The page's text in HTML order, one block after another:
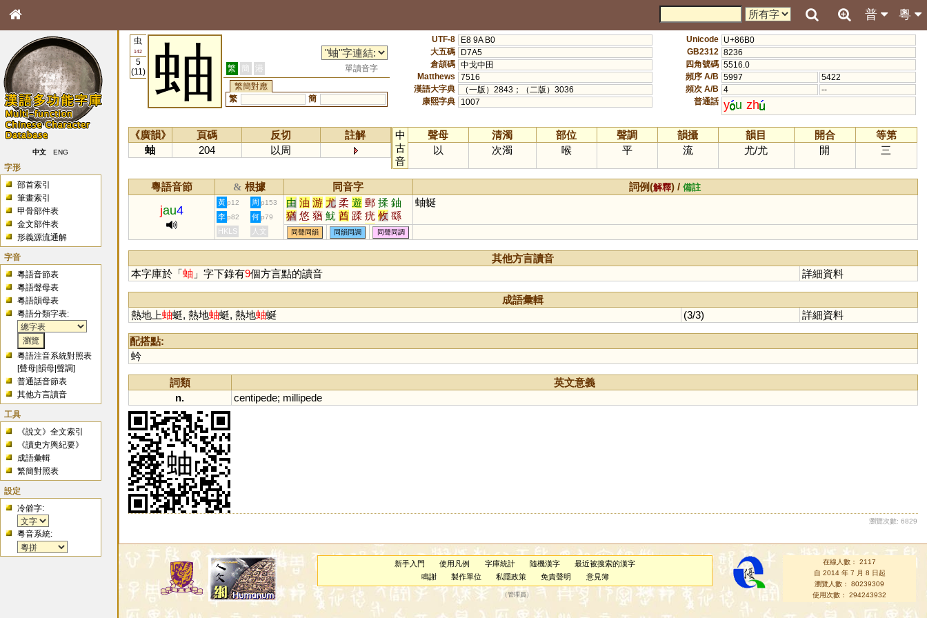
粵
普
中文 ENG
字形
部首索引
筆畫索引
甲骨部件表
金文部件表
形義源流通解
字音
粵語音節表
粵語聲母表
粵語韻母表
粵語分類字表:
粵語注音系統對照表
[聲母 |韻母 |聲調]
普通話音節表
其他方言讀音
工具
《說文》全文索引
《讀史方輿紀要》
成語彙輯
繁簡對照表
設定
冷僻字:
粵音系統:
虫
142
5
(11)
蚰 繁 簡 港
單讀音字
繁簡對應
繁
簡
UTF-8
E8 9A B0
大五碼
D7A5
倉頡碼 中戈中田
Matthews
7516
漢語大字典
（一版）2843；（二版）3036
康熙字典
1007
Unicode U+86B0
GB2312 8236
四角號碼 5516.0
頻序 A/B 5997
5422
頻次 A/B 4
--
普通話 y u zh
《廣韻》 頁碼 反切
註解
蚰
204 以周
中
古
音
聲母 清濁 部位 聲調 韻攝 韻目 開合
等第
以
次濁 喉 平 流 尤/尤 開 三
粵語音節 & 根據 同音字 詞例(解釋) /備註
jau4
黃 p12 周 p153 由 油 游 尤 柔 遊 郵 揉 鈾
猶 悠 蕕 魷 酋 蹂 疣 攸 繇
揄 猷 鞣 蝤 柚 泅 斿 蝣 輶
䌛 沋 庮 怞 浟 訧 逌 楢 楺
揂 莤 秞 蝚 鶔 鰇 冘 囮 鯈
輮
蚰蜒
李 p82 何 p79
HKLS 人文 同聲同韻 同韻同調 同聲同調
其他方言讀音
本字庫於「蚰 」字下錄有9個方言點的讀音 詳細資料
成語彙輯
熱地上蚰蜓, 熱地蚰蜓, 熱地蚰蜒 (3/3) 詳細資料
配搭點:
蚙
詞類
英文意義
n.
centipede; millipede
瀏覽次數: 6829
新手入門 使用凡例 字庫統計 隨機漢字
最近被搜索的漢字
鳴謝
製作單位 私隱政策 免責聲明 意見簿
（管理員 ）
在線人數： 2117
自 2014 年 7 月 8 日起
瀏覽人數： 80239309
使用次數： 294243932